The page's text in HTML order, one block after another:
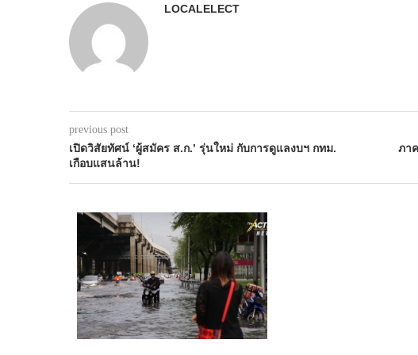
LOCALELECT
previous post
เปิดวิสัยทัศน์ ‘ผู้สมัคร ส.ก.’ รุ่นใหม่ กับการดูแลงบฯ กทม.
เกือบแสนล้าน!
ภา